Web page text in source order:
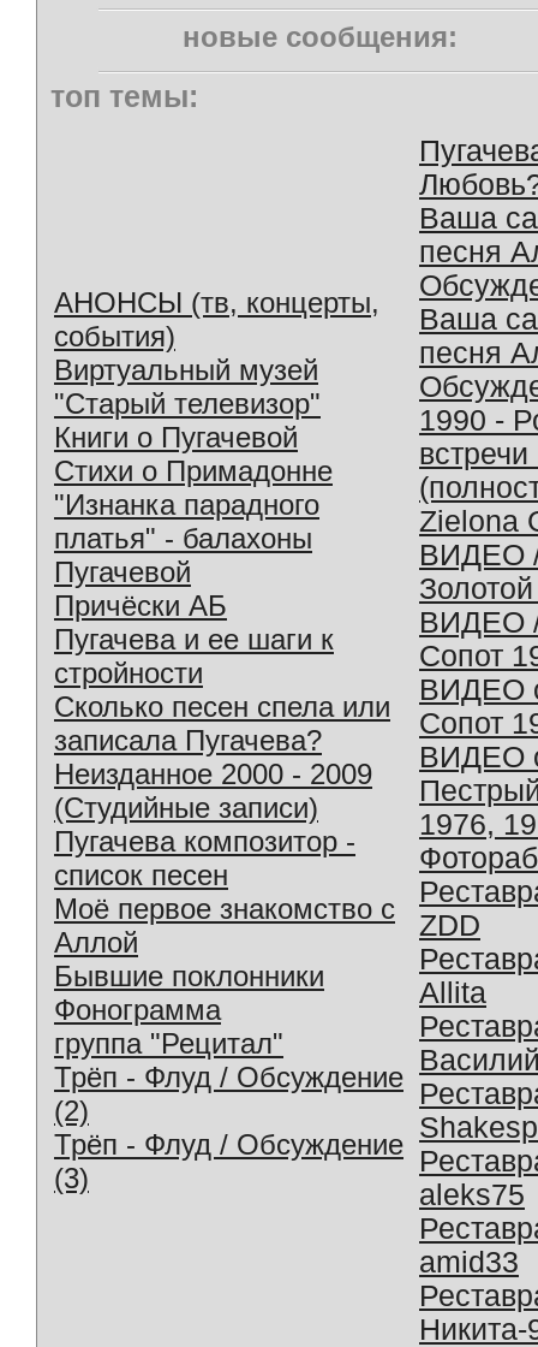
новые сообщения:
топ темы:
АНОНСЫ (тв, концерты,
события)
Виртуальный музей
"Старый телевизор"
Книги о Пугачевой
Стихи о Примадонне
"Изнанка парадного
платья" - балахоны
Пугачевой
Причёски АБ
Пугачева и ее шаги к
стройности
Сколько песен спела или
записала Пугачева?
Неизданное 2000 - 2009
(Студийные записи)
Пугачева композитор -
список песен
Моё первое знакомство с
Аллой
Бывшие поклонники
Фонограмма
группа "Рецитал"
Трёп - Флуд / Обсуждение
(2)
Трёп - Флуд / Обсуждение
(3)
Ваша
песня
Ваша
песня
1990 -
Zielona
ВИДЕО
ВИДЕО
Сопот
ВИДЕО
Сопот
ВИДЕО
1976,
ZDD
Allita
aleks75
amid33
Никита-